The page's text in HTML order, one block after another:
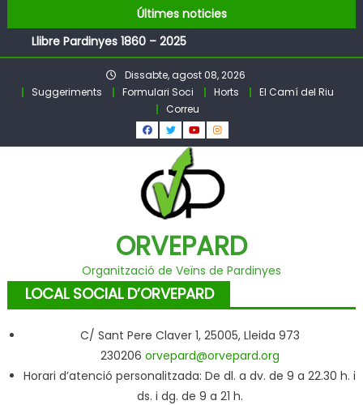
to
content
Últimes noticies
Pubilles i Hereus 2026
Llibre Pardinyes 1860 – 2025
Pubilles i Hereus – Festa Major PARDINYES 2026
BALL DE FESTA MAJORDissabte, agost 08, 2026
Suggeriments
Formulari Soci Horts
El Camí del Riu
Correu
ORVEPARD
Organització de Veïns de Pardinyes
LOCAL SOCIAL D’ORVEPARD
C/ Sant Pere Claver 1, 25005, Lleida 973
230206 orvepard@orvepard.org
Horari d’atenció personalitzada: De dl. a dv. de 9 a 22.30 h. i
ds. i dg. de 9 a 21 h.